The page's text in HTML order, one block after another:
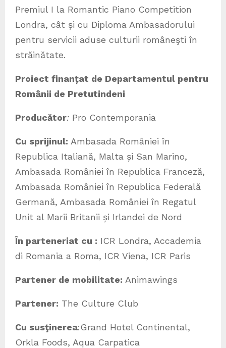
Premiul I la Romantic Piano Competition
Londra, cât și cu Diploma Ambasadorului
pentru servicii aduse culturii româneşti în
străinătate.
Proiect finanțat de Departamentul pentru
Românii de Pretutindeni
Producător: Pro Contemporania
Cu sprijinul: Ambasada României în
Republica Italiană, Malta și San Marino,
Ambasada României în Republica Franceză,
Ambasada României în Republica Federală
Germană, Ambasada României în Regatul
Unit al Marii Britanii și Irlandei de Nord
În parteneriat cu : ICR Londra, Accademia
di Romania a Roma, ICR Viena, ICR Paris
Partener de mobilitate: Animawings
Partener: The Culture Club
Cu susţinerea:Grand Hotel Continental,
Orkla Foods, Aqua Carpatica